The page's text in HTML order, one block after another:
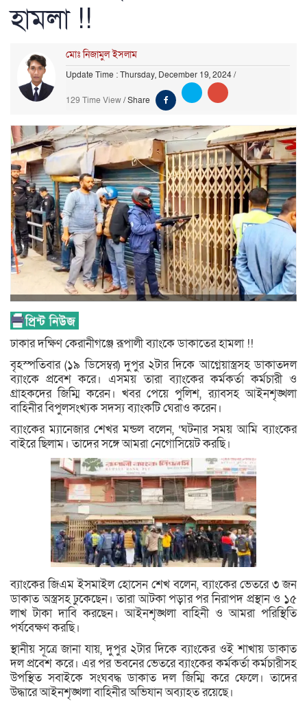
হামলা !!
মোঃ নিজামুল ইসলাম
Update Time : Thursday, December 19, 2024/
129 Time View/Share
ঢাকার দক্ষিণ কেরানীগঞ্জে রূপালী ব্যাংকে ডাকাতের হামলা !!
বৃহস্পতিবার (১৯ ডিসেম্বর) দুপুর ২টার দিকে আগ্নেয়াস্ত্রসহ ডাকাতদল
ব্যাংকে প্রবেশ করে। এসময় তারা ব্যাংকের কর্মকর্তা কর্মচারী ও
গ্রাহকদের জিম্মি করেন। খবর পেয়ে পুলিশ, র‌্যাবসহ আইনশৃঙ্খলা
বাহিনীর বিপুলসংখ্যক সদস্য ব্যাংকটি ঘেরাও করেন।
ব্যাংকের ম্যানেজার শেখর মন্ডল বলেন, ‘ঘটনার সময় আমি ব্যাংকের
বাইরে ছিলাম। তাদের সঙ্গে আমরা নেগোসিয়েট করছি।
ব্যাংকের জিএম ইসমাইল হোসেন শেখ বলেন, ব্যাংকের ভেতরে ৩ জন
ডাকাত অস্ত্রসহ ঢুকেছেন। তারা আটকা পড়ার পর নিরাপদ প্রস্থান ও ১৫
লাখ টাকা দাবি করছেন। আইনশৃঙ্খলা বাহিনী ও আমরা পরিস্থিতি
পর্যবেক্ষণ করছি।
স্থানীয় সূত্রে জানা যায়, দুপুর ২টার দিকে ব্যাংকের ওই শাখায় ডাকাত
দল প্রবেশ করে। এর পর ভবনের ভেতরে ব্যাংকের কর্মকর্তা কর্মচারীসহ
উপস্থিত সবাইকে সংঘবদ্ধ ডাকাত দল জিম্মি করে ফেলে। তাদের
উদ্ধারে আইনশৃঙ্খলা বাহিনীর অভিযান অব্যাহত রয়েছে।